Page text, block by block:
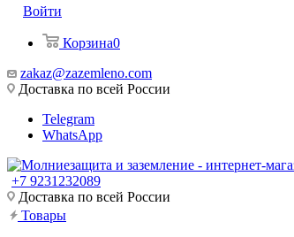
Войти
Корзина0
zakaz@zazemleno.com
Доставка по всей России
Telegram
WhatsApp
+7 9231232089
Доставка по всей России
Товары